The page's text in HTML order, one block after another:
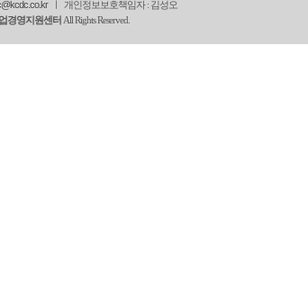
ㅣ 개인정보보호책임자 : 김성오
경영지원센터 All Rights Reserved.